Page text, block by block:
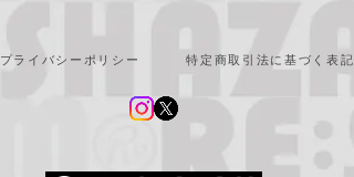
プライバシーポリシー 特定商取引法に基づく表記